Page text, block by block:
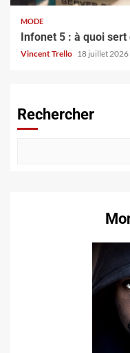
MODE
Infonet 5 : à quoi
Vincent Trello 18 juillet 2026
Rechercher